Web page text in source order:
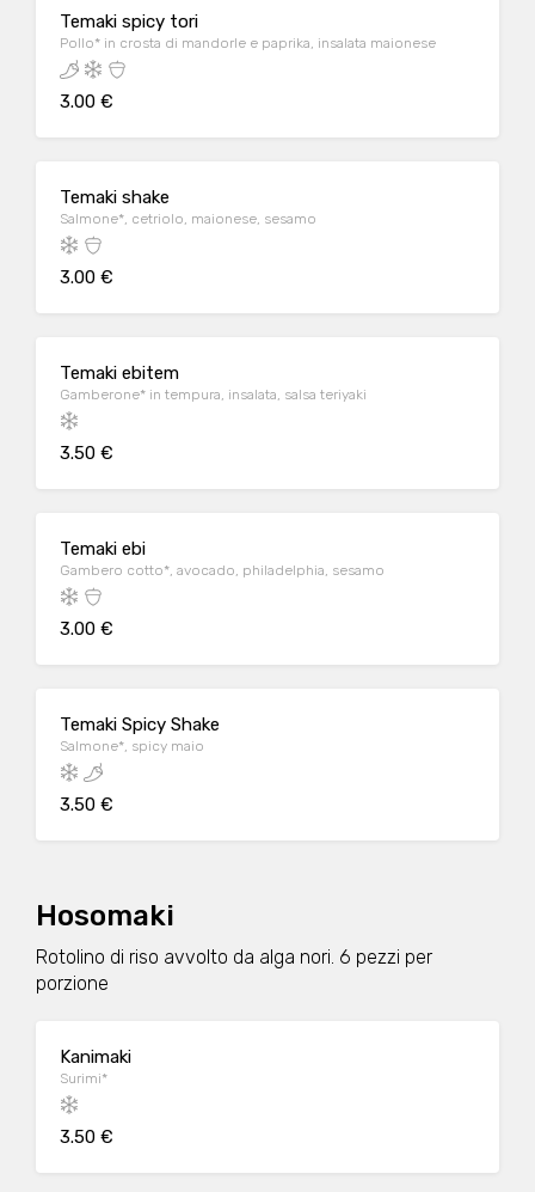
Temaki spicy tori
Pollo* in crosta di mandorle e paprika, insalata maionese
3.00 €
Temaki shake
Salmone*, cetriolo, maionese, sesamo
3.00 €
Temaki ebitem
Gamberone* in tempura, insalata, salsa teriyaki
3.50 €
Temaki ebi
Gambero cotto*, avocado, philadelphia, sesamo
3.00 €
Temaki Spicy Shake
Salmone*, spicy maio
3.50 €
Hosomaki
Rotolino di riso avvolto da alga nori. 6 pezzi per
porzione
Kanimaki
Surimi*
3.50 €